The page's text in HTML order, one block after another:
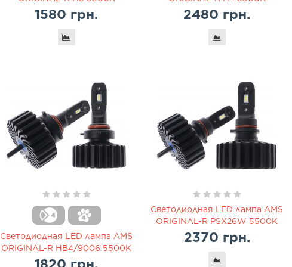
1580 грн. 2480 грн.
Светодиодная LED лампа AMS
ORIGINAL-R HB4/9006 5500K
Светодиодная LED лампа AMS
ORIGINAL-R PSX26W 5500K
2370 грн.